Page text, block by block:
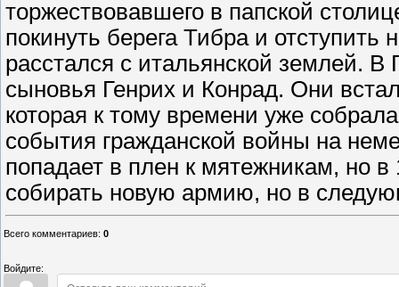
торжествовавшего в папской
покинуть берега Тибра и
расстался с итальянской землей.
сыновья Генрих и Конрад. Они
которая к тому времени уже
события гражданской войны на
попадает в плен к мятежникам, но в
собирать новую армию, но в
Всего комментариев: 0
Войдите: